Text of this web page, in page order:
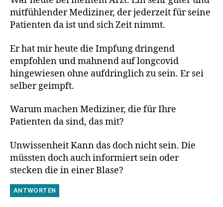
mitfühlender Mediziner, der jederzeit für seine
Patienten da ist und sich Zeit nimmt.
Er hat mir heute die Impfung dringend
empfohlen und mahnend auf longcovid
hingewiesen ohne aufdringlich zu sein. Er sei
selber geimpft.
Warum machen Mediziner, die für Ihre
Patienten da sind, das mit?
Unwissenheit Kann das doch nicht sein. Die
müssten doch auch informiert sein oder
stecken die in einer Blase?
ANTWORTEN